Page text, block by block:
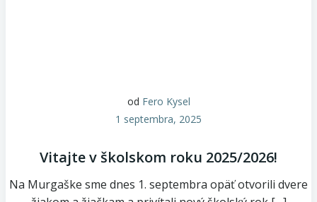
od Fero Kysel
1 septembra, 2025
Vitajte v školskom roku 2025/2026!
Na Murgaške sme dnes 1. septembra opäť otvorili dvere